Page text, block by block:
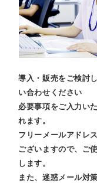
導入・販売をご検討
い合わせください
必要事項をご入力い
れます。
フリーメールアドレ
ございますので、ご
します。
また、迷惑メール対